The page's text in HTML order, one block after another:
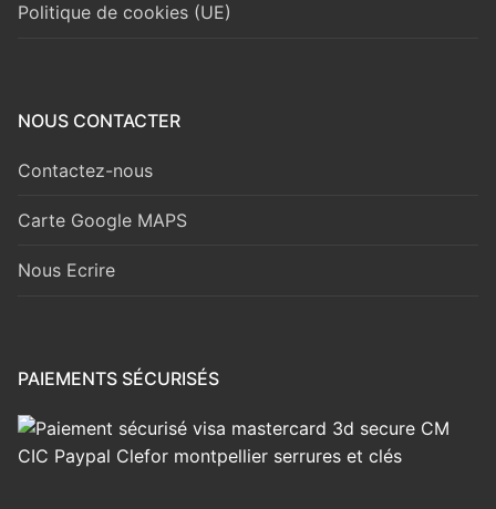
Politique de cookies (UE)
NOUS CONTACTER
Contactez-nous
Carte Google MAPS
Nous Ecrire
PAIEMENTS SÉCURISÉS